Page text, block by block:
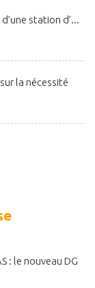
station d’...
la nécessité
: le nouveau DG